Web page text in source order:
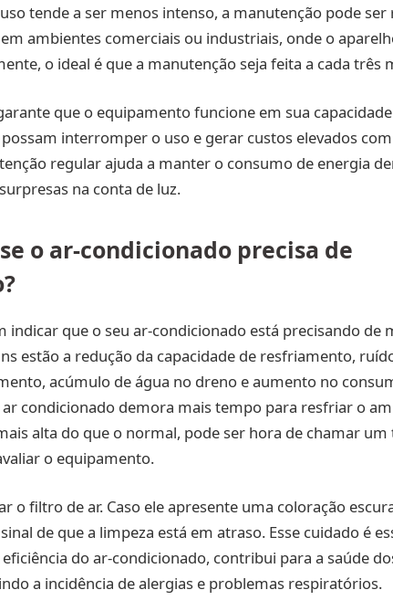
tende a ser menos intenso, a manutenção pode ser
ambientes comerciais ou industriais, onde o
o ideal é que a manutenção seja feita a cada três
que o equipamento funcione em sua
interromper o uso e gerar custos elevados
regular ajuda a manter o consumo de energia
na conta de luz.
o ar-condicionado precisa de
indicar que o seu ar-condicionado está precisando de
estão a redução da capacidade de resfriamento,
acúmulo de água no dreno e aumento no
ar condicionado demora mais tempo para resfriar o
alta do que o normal, pode ser hora de chamar um
o equipamento.
o filtro de ar. Caso ele apresente uma coloração
de que a limpeza está em atraso. Esse cuidado é
do ar-condicionado, contribui para a saúde
a incidência de alergias e problemas respiratórios.